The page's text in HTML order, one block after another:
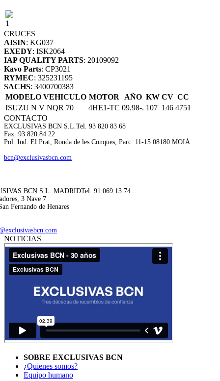
1
CRUCES
AISIN: KG037
EXEDY: ISK2064
IAP QUALITY PARTS: 20109092
Kavo Parts: CP3021
RYMEC: 325231195
SACHS: 3400700383
MODELO VEHICULO MOTOR AÑO KW CV CC
ISUZU N V NQR 70
4HE1-TC 09.98-. 107 146 4751
CONTACTO
EXCLUSIVAS BCN S.L. Tel. 93 820 83 68
Fax. 93 820 84 22
Pol. Ind. El Prat, Ronda de les Conques, Parc. 11-15 08180 MOIÀ
bcn@exclusivasbcn.com
BCN S.L. MADRIDTel. 91 069 13 74
3 Nave 7
Fernando de Henares
NOTICIAS
SOBRE EXCLUSIVAS BCN
¿Quienes somos?
Equipo humano